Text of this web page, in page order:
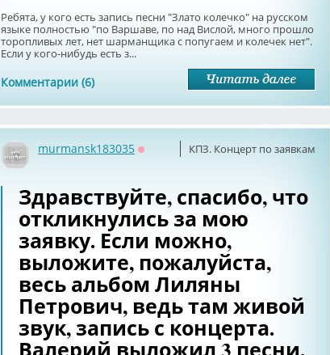
Ребята, у кого есть запись песни "Злато колечко" на русском
языке полностью "по Варшаве, по над Вислой, много прошло
торопливых лет, нет шарманщика с попугаем и колечек нет".
Если у кого-нибудь есть з...
Комментарии (6)
КПЗ. Концерт по заявкам
murmansk183035
Оффлайн
Здравствуйте, спасибо, что
откликнулись за мою
заявку. Если можно,
выложите, пожалуйста,
весь альбом Лиляны
Петрович, ведь там живой
звук, запись с концерта.